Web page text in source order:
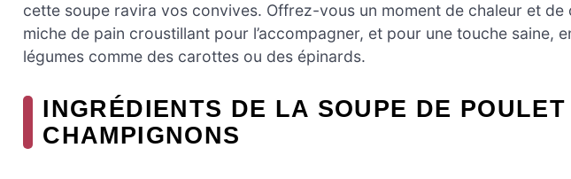
cette soupe ravira vos convives. Offrez-vous un moment de chaleur et de
miche de pain croustillant pour l’accompagner, et pour une touche saine,
légumes comme des carottes ou des épinards.
INGRÉDIENTS DE LA SOUPE DE
CHAMPIGNONS